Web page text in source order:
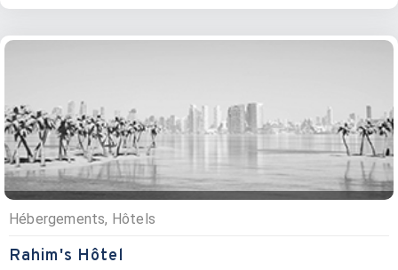
Hébergements, Hôtels
Rahim's Hôtel